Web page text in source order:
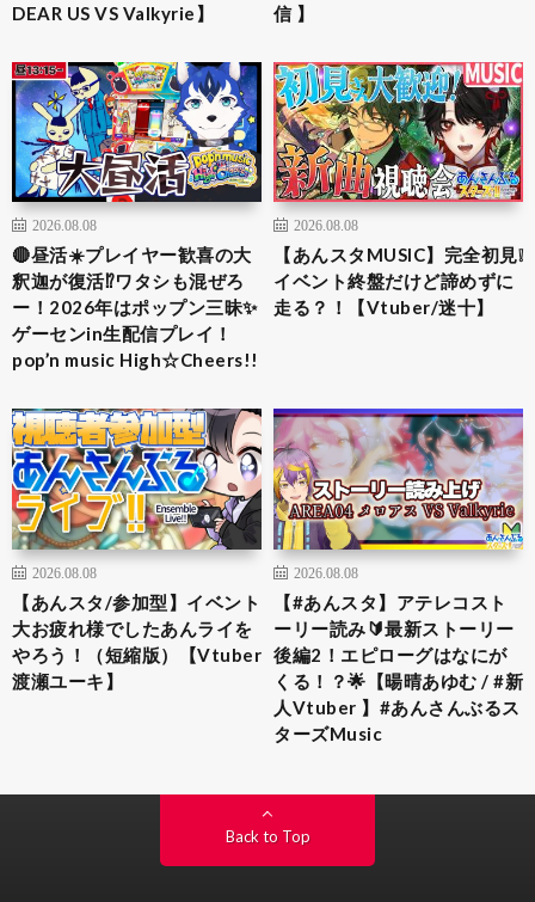
DEAR US VS Valkyrie】
信 】
2026.08.08
🔴昼活☀️プレイヤー歓喜の大
釈迦が復活⁉︎ワタシも混ぜろ
ー！2026年はポップン三昧✨
ゲーセンin生配信プレイ！
pop’n music High☆Cheers!!
2026.08.08
【あんスタMUSIC】完全初見❕
イベント終盤だけど諦めずに
走る？！【Vtuber/迷十】
2026.08.08
【あんスタ/参加型】イベント
大お疲れ様でしたあんライを
やろう！（短縮版）【Vtuber
渡瀬ユーキ】
2026.08.08
【#あんスタ】アテレコスト
ーリー読み🔰最新ストーリー
後編2！エピローグはなにが
くる！？🌟【暘晴あゆむ / #新
人Vtuber 】#あんさんぶるス
ターズMusic
Back to Top